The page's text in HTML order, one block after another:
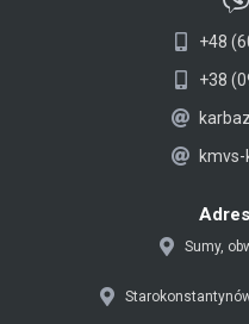
i
e
r
+48
+38
Sumy,